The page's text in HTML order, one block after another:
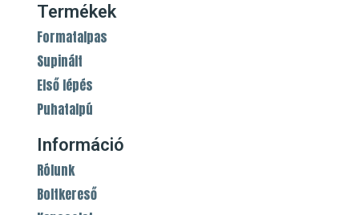
Termékek
Formatalpas
Supinált
Első lépés
Puhatalpú
Információ
Rólunk
Boltkereső